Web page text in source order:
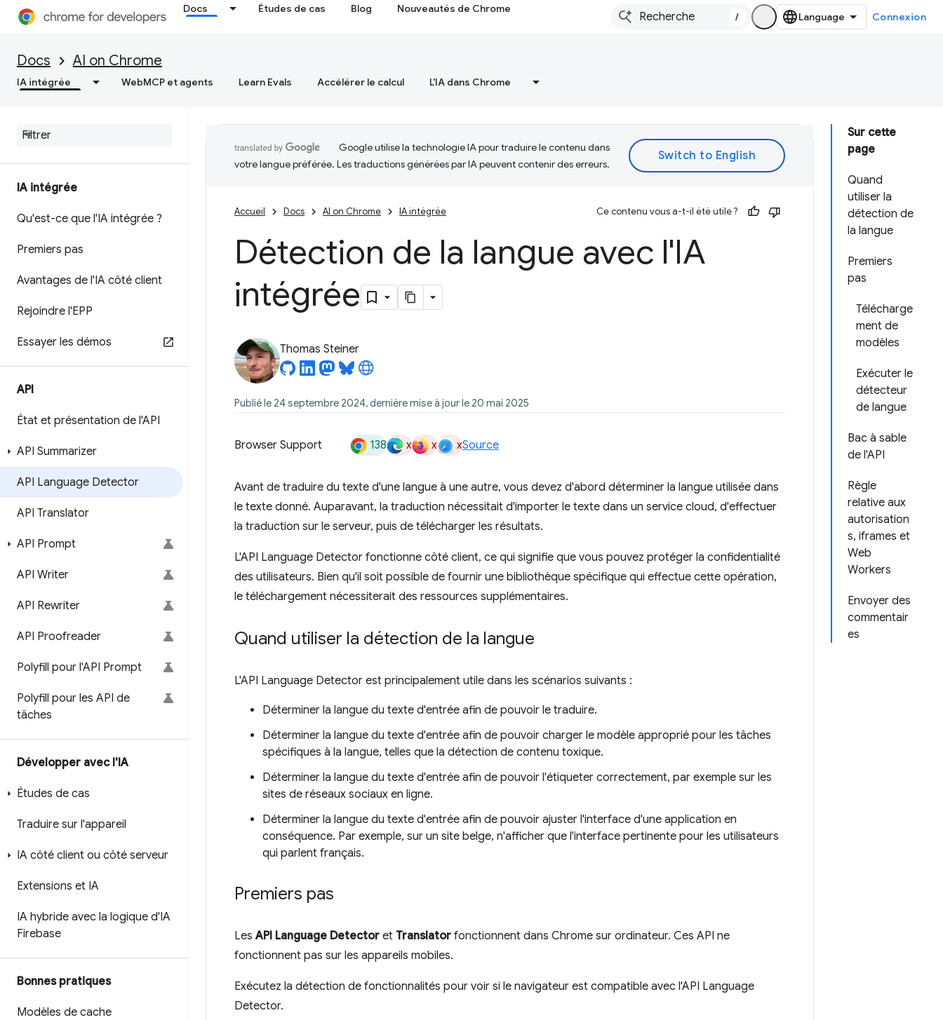
Docs Études de cas Blog Nouveautés de Chrome
/ Connexion
Docs AI on Chrome
IA intégrée WebMCP et agents Learn Evals Accélérer le calcul L'IA dans Chrome
IA intégrée
Qu'est-ce que l'IA intégrée ?
Premiers pas
Avantages de l'IA côté client
Rejoindre l'EPP
Essayer les démos
API
État et présentation de l'API
API Summarizer
API Language Detector
API Translator
API Prompt
API Writer
API Rewriter
API Proofreader
Polyfill pour l'API Prompt
Polyfill pour les API de
tâches
Développer avec l'IA
Études de cas
Traduire sur l'appareil
IA côté client ou côté serveur
Extensions et IA
IA hybride avec la logique d'IA
Firebase
Bonnes pratiques
Modèles de cache
Sur cette
page
Quand
utiliser la
détection de
la langue
Premiers
pas
Télécharge
ment de
modèles
Exécuter le
détecteur
de langue
Bac à sable
de l'API
Règle
relative aux
autorisation
s, iframes et
Web
Workers
Envoyer des
commentair
es
Google utilise la technologie IA pour traduire le contenu dans
votre langue préférée. Les traductions générées par IA peuvent contenir des erreurs.
Accueil Docs AI on Chrome IA intégrée Ce contenu vous a-t-il été utile ?
Détection de la langue avec l'IA
intégrée
Thomas Steiner
Publié le 24 septembre 2024, dernière mise à jour le 20 mai 2025
Browser Support 138 x x xSource
Avant de traduire du texte d'une langue à une autre, vous devez d'abord déterminer la langue utilisée dans
le texte donné. Auparavant, la traduction nécessitait d'importer le texte dans un service cloud, d'effectuer
la traduction sur le serveur, puis de télécharger les résultats.
L'API Language Detector fonctionne côté client, ce qui signifie que vous pouvez protéger la confidentialité
des utilisateurs. Bien qu'il soit possible de fournir une bibliothèque spécifique qui effectue cette opération,
le téléchargement nécessiterait des ressources supplémentaires.
Quand utiliser la détection de la langue
L'API Language Detector est principalement utile dans les scénarios suivants :
Déterminer la langue du texte d'entrée afin de pouvoir le traduire.
Déterminer la langue du texte d'entrée afin de pouvoir charger le modèle approprié pour les tâches
spécifiques à la langue, telles que la détection de contenu toxique.
Déterminer la langue du texte d'entrée afin de pouvoir l'étiqueter correctement, par exemple sur les
sites de réseaux sociaux en ligne.
Déterminer la langue du texte d'entrée afin de pouvoir ajuster l'interface d'une application en
conséquence. Par exemple, sur un site belge, n'afficher que l'interface pertinente pour les utilisateurs
qui parlent français.
Premiers pas
LesAPI Language Detector et Translator fonctionnent dans Chrome sur ordinateur. Ces API ne
fonctionnent pas sur les appareils mobiles.
Exécutez la détection de fonctionnalités pour voir si le navigateur est compatible avec l'API Language
Detector.